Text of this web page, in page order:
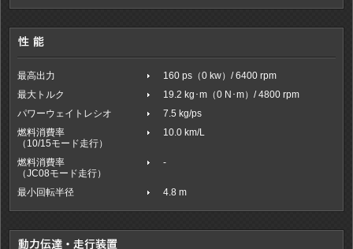
最高出力
160 ps（0 kw）/ 6400 rpm
最大トルク
19.2 kg･m（0 N･m）/ 4800 rpm
パワーウェイトレシオ
7.5 kg/ps
燃料消費率
（10/15モード走行）
10.0 km/L
燃料消費率
（JC08モード走行）
-
最小回転半径 4.8 m